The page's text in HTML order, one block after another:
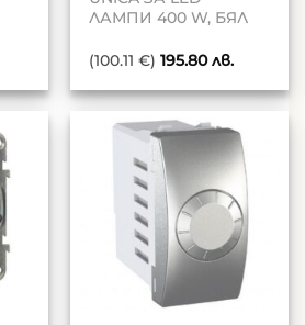
ЛАМПИ 400 W, БЯЛ
(100.11 €) 195.80лв.